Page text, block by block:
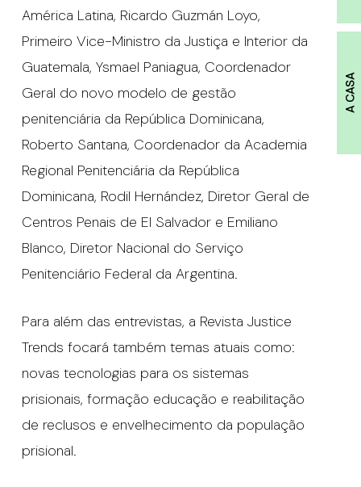
A CASA
América Latina, Ricardo Guzmán Loyo,
Primeiro Vice-Ministro da Justiça e Interior da
Guatemala, Ysmael Paniagua, Coordenador
Geral do novo modelo de gestão
penitenciária da República Dominicana,
Roberto Santana, Coordenador da Academia
Regional Penitenciária da República
Dominicana, Rodil Hernández, Diretor Geral de
Centros Penais de El Salvador e Emiliano
Blanco, Diretor Nacional do Serviço
Penitenciário Federal da Argentina.
Para além das entrevistas, a Revista Justice
Trends focará também temas atuais como:
novas tecnologias para os sistemas
prisionais, formação educação e reabilitação
de reclusos e envelhecimento da população
prisional.